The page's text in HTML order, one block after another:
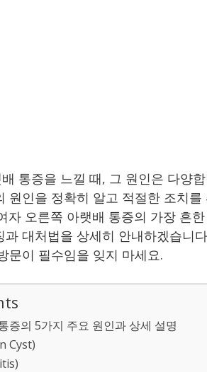
통증을 느낄 때, 그 원인은 다양
원인을 정확히 알고 적절한 조치
자 오른쪽 아랫배 통증의 가장 흔
대처법을 상세히 안내하겠습니
문이 필수임을 잊지 마세요.
증의 5가지 주요 원인과 상세 설명
Cyst)